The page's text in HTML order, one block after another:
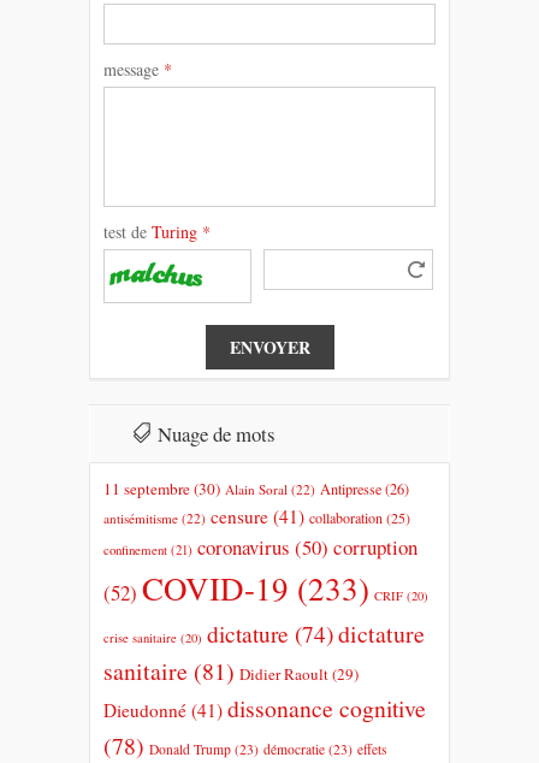
message *
test deTuring *
Nuage de mots
11 septembre(30) Alain Soral (22) Antipresse(26)
antisémitisme (22) censure (41) collaboration(25)
confinement (21) coronavirus (50) corruption
(52) COVID-19 (233) CRIF (20)
crise sanitaire (20) dictature (74)dictature
sanitaire (81) Didier Raoult(29)
Dieudonné (41) dissonance cognitive
(78) Donald Trump (23) démocratie (23) effets